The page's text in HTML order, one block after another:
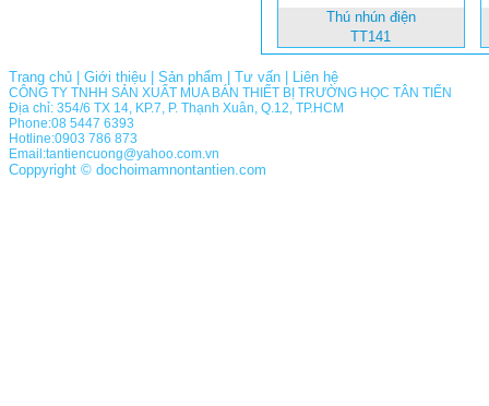
Thú nhún điện
TT141
Trang chủ Giới thiệu Sản phẩm Tư vấn Liên hệ
CÔNG TY TNHH SẢN XUẤT MUA BÁN THIẾT BỊ TRƯỜNG HỌC TÂN TIẾN
Địa chỉ: 354/6 TX 14, KP.7, P. Thạnh Xuân, Q.12, TP.HCM
Phone:08 5447 6393
Hotline:0903 786 873
Email:tantiencuong@yahoo.com.vn
Coppyright © dochoimamnontantien.com